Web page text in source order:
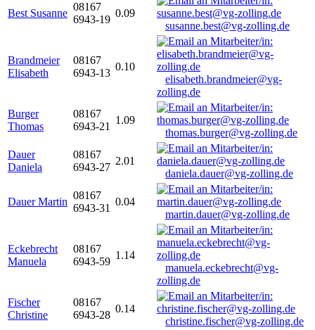
Best Susanne
08167
6943-19
0.09
susanne.best@vg-zolling.de
Brandmeier
Elisabeth
08167
6943-13
0.10
elisabeth.brandmeier@vg-
zolling.de
Burger
Thomas
08167
6943-21
1.09
thomas.burger@vg-zolling.de
Dauer
Daniela
08167
6943-27
2.01
daniela.dauer@vg-zolling.de
Dauer Martin
08167
6943-31
0.04
martin.dauer@vg-zolling.de
Eckebrecht
Manuela
08167
6943-59
1.14
manuela.eckebrecht@vg-
zolling.de
Fischer
Christine
08167
6943-28
0.14
christine.fischer@vg-zolling.de